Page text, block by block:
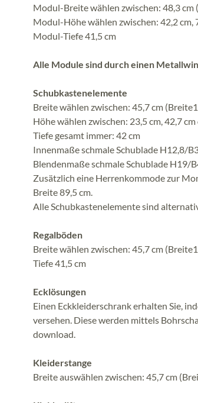
Modul-Breite wählen zwischen: 48,3
Modul-Höhe wählen zwischen: 42,2 cm,
Modul-Tiefe 41,5 cm
Alle Module sind durch einen
Schubkastenelemente
Breite wählen zwischen: 45,7 cm
Höhe wählen zwischen: 23,5 cm, 42,7
Tiefe gesamt immer: 42 cm
Innenmaße schmale Schublade H12,8/
Blendenmaße schmale Schublade H19/
Zusätzlich eine Herrenkommode zur
Breite 89,5 cm.
Alle Schubkastenelemente sind
Regalböden
Breite wählen zwischen: 45,7 cm
Tiefe 41,5 cm
Ecklösungen
Einen Eckkleiderschrank erhalten Sie,
versehen. Diese werden mittels
download.
Kleiderstange
Breite auswählen zwischen: 45,7 cm